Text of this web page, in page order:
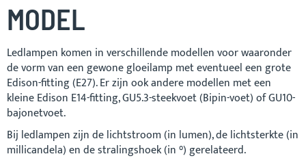
MODEL
Ledlampen komen in verschillende modellen voor waaronder
de vorm van een gewone gloeilamp met eventueel een grote
Edison-fitting (E27). Er zijn ook andere modellen met een
kleine Edison E14-fitting, GU5.3-steekvoet (Bipin-voet) of GU10-
bajonetvoet.
Bij ledlampen zijn de lichtstroom (in lumen), de lichtsterkte (in
millicandela) en de stralingshoek (in °) gerelateerd.